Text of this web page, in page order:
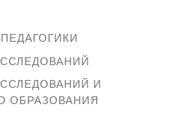
И
ОБРАЗОВАНИЯ